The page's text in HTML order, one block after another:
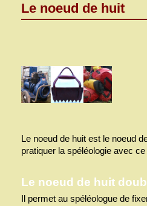
Le noeud de huit
Le noeud de huit est le noeud
pratiquer la spéléologie avec
Le noeud de huit
Il permet au spéléologue de